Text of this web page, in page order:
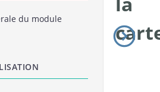
du module